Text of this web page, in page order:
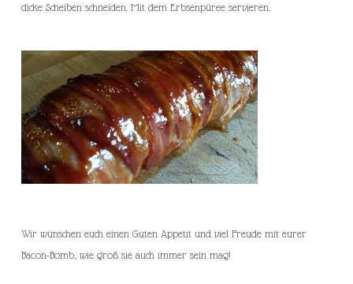
dicke Scheiben schneiden. Mit dem Erbsenpüree servieren.
Wir wünschen euch einen Guten Appetit und viel Freude mit eurer
Bacon-Bomb, wie groß sie auch immer sein mag!